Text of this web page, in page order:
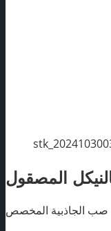
المصقول
صب الجاذبية المخصص